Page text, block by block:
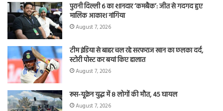
पुरानी दिल्ली 6 का शानदार ‘कमबैक’: जीत से गदगद हुए
मालिक आकाश नांगिया
August 7, 2026
टीम इंडिया से बाहर चल रहे सरफराज खान का छलका दर्द,
स्टोरी पोस्ट कर बयां किए हालात
August 7, 2026
रूस-यूक्रेन युद्ध में 8 लोगों की मौत, 45 घायल
August 7, 2026